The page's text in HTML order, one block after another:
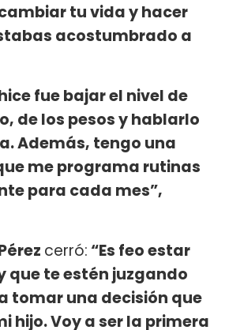
tu vida y hacer
acostumbrado a
fue bajar el nivel de
de los pesos y hablarlo
Además, tengo una
me programa rutinas
para cada mes”,
cerró: “Es feo estar
que te estén juzgando
tomar una decisión que
hijo. Voy a ser la primera